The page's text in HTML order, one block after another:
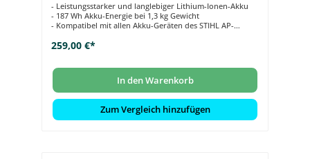
- Leistungsstarker und langlebiger Lithium-Ionen-Akku
- 187 Wh Akku-Energie bei 1,3 kg Gewicht
- Kompatibel mit allen Akku-Geräten des STIHL AP-
- 4 praktische LEDs zur Anzeige von Ladezuständen und
Nutzung dank STIHL connected
259,00 €*
In den Warenkorb
Zum Vergleich hinzufügen